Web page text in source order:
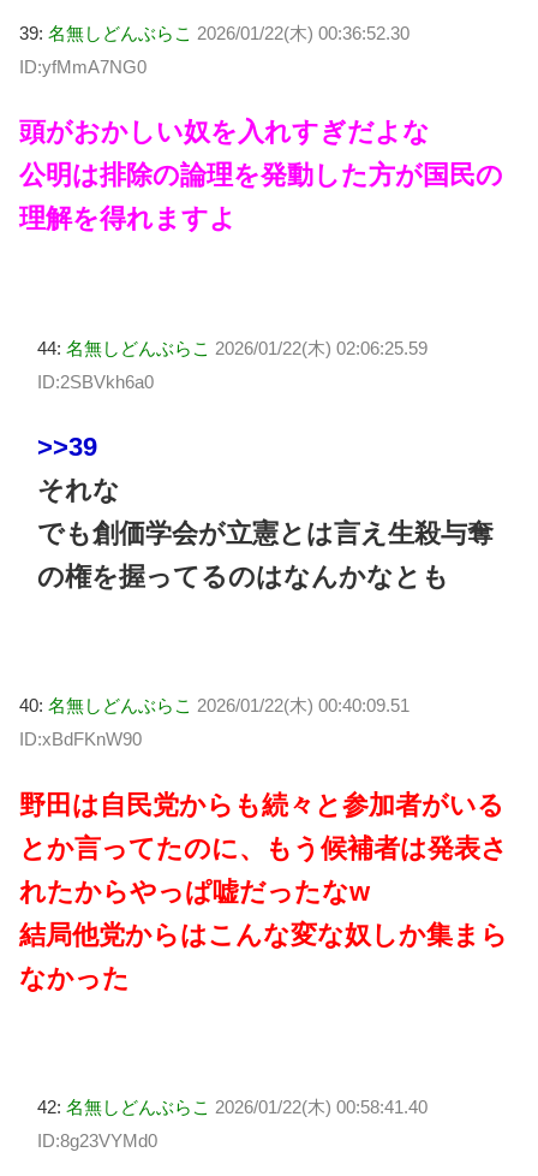
39: 名無しどんぶらこ 2026/01/22(木) 00:36:52.30
ID:yfMmA7NG0
頭がおかしい奴を入れすぎだよな
公明は排除の論理を発動した方が国民の
理解を得れますよ
44: 名無しどんぶらこ 2026/01/22(木) 02:06:25.59
ID:2SBVkh6a0
>>39
それな
でも創価学会が立憲とは言え生殺与奪
の権を握ってるのはなんかなとも
40: 名無しどんぶらこ 2026/01/22(木) 00:40:09.51
ID:xBdFKnW90
野田は自民党からも続々と参加者がいる
とか言ってたのに、もう候補者は発表さ
れたからやっぱ嘘だったなw
結局他党からはこんな変な奴しか集まら
なかった
42: 名無しどんぶらこ 2026/01/22(木) 00:58:41.40
ID:8g23VYMd0